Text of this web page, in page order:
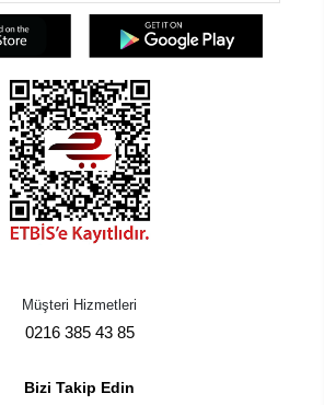
Müşteri Hizmetleri
0216 385 43 85
Bizi Takip Edin